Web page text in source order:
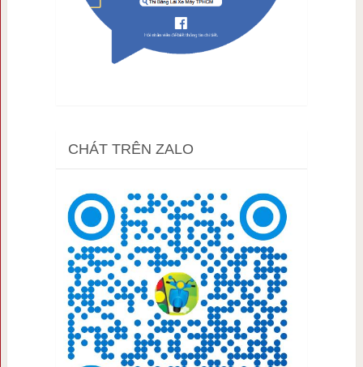
CHÁT TRÊN ZALO